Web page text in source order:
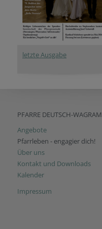
letzte Ausgabe
PFARRE DEUTSCH-WAGRAM
Angebote
Pfarrleben - engagier dich!
Über uns
Kontakt und Downloads
Kalender
Impressum